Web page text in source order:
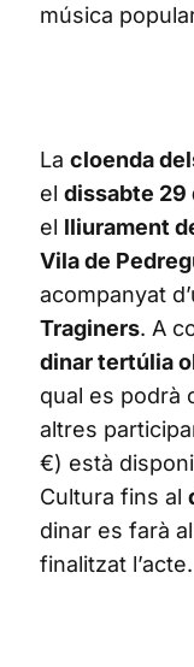
música
La cloenda
el dissabte 29
el lliurament
Vila de
acompanyat
Traginers. A
dinar tertúlia
qual es podrà
altres
€) està
Cultura fins al
dinar es farà al
finalitzat l’acte.